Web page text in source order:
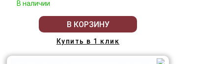
В наличии
В КОРЗИНУ
Купить в 1 клик